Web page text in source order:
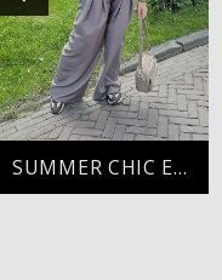
SUMMER CHIC ESSENTIALS